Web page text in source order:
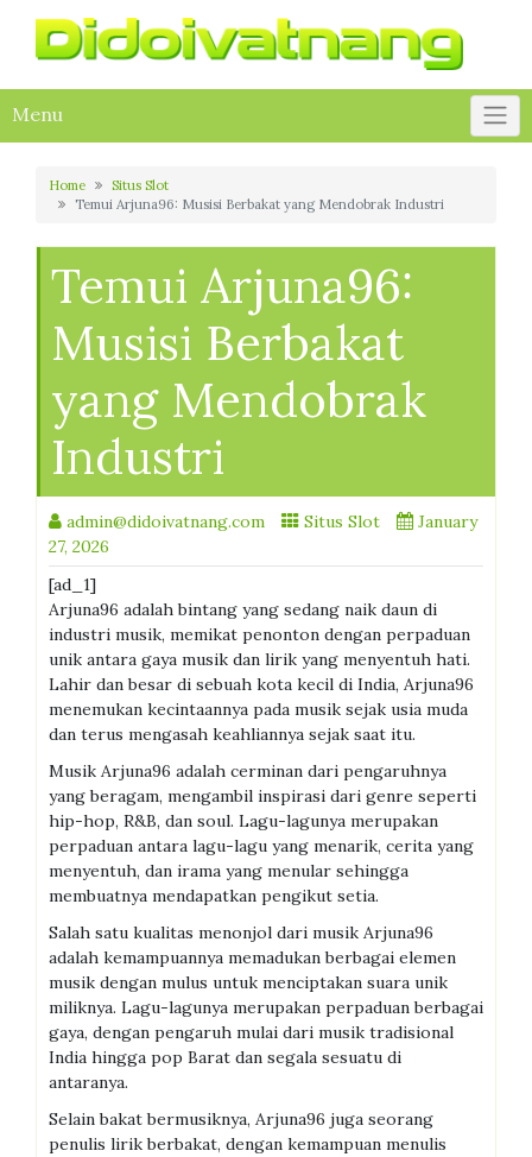
content
Menu
Home
Situs Slot
Temui Arjuna96: Musisi Berbakat yang Mendobrak Industri
Temui Arjuna96:
Musisi Berbakat
yang Mendobrak
Industri
admin@didoivatnang.com Situs Slot
January
27, 2026
[ad_1]
Arjuna96 adalah bintang yang sedang naik daun di
industri musik, memikat penonton dengan perpaduan
unik antara gaya musik dan lirik yang menyentuh hati.
Lahir dan besar di sebuah kota kecil di India, Arjuna96
menemukan kecintaannya pada musik sejak usia muda
dan terus mengasah keahliannya sejak saat itu.
Musik Arjuna96 adalah cerminan dari pengaruhnya
yang beragam, mengambil inspirasi dari genre seperti
hip-hop, R&B, dan soul. Lagu-lagunya merupakan
perpaduan antara lagu-lagu yang menarik, cerita yang
menyentuh, dan irama yang menular sehingga
membuatnya mendapatkan pengikut setia.
Salah satu kualitas menonjol dari musik Arjuna96
adalah kemampuannya memadukan berbagai elemen
musik dengan mulus untuk menciptakan suara unik
miliknya. Lagu-lagunya merupakan perpaduan berbagai
gaya, dengan pengaruh mulai dari musik tradisional
India hingga pop Barat dan segala sesuatu di
antaranya.
Selain bakat bermusiknya, Arjuna96 juga seorang
penulis lirik berbakat, dengan kemampuan menulis